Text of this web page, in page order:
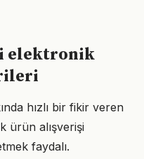
elektronik
hızlı bir fikir veren
ürün alışverişi
faydalı.